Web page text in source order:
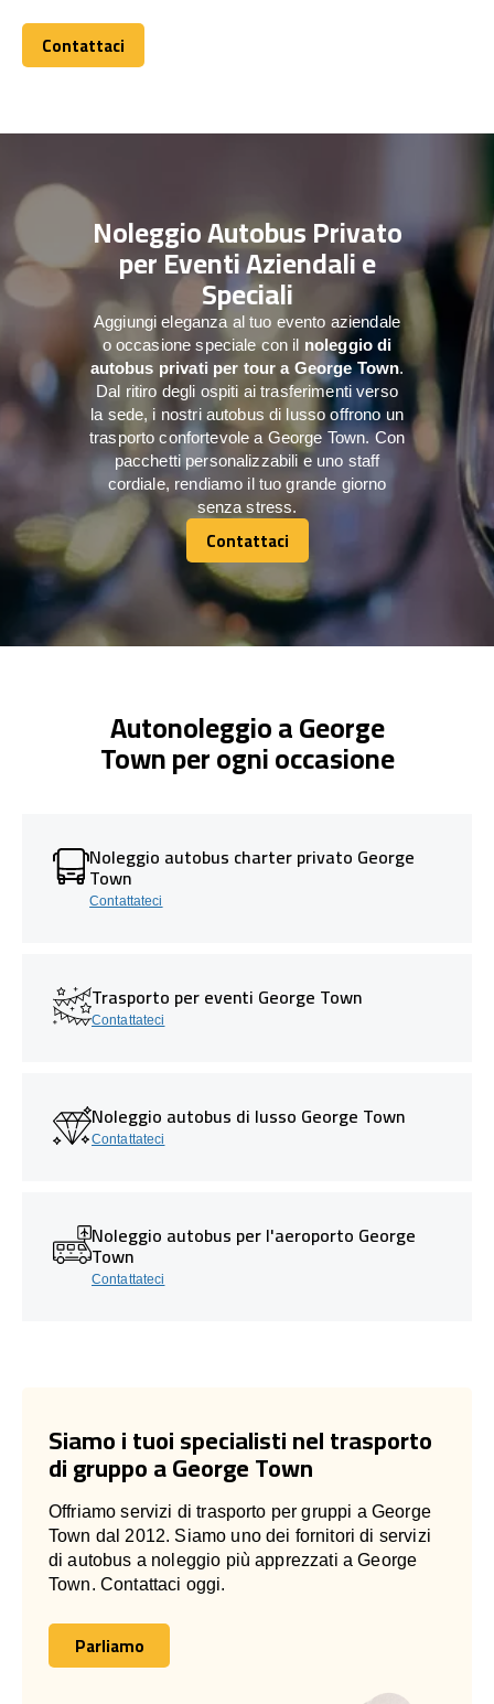
Contattaci
Contattaci
Noleggio Autobus Privato
per Eventi Aziendali e
Speciali
Aggiungi eleganza al tuo evento aziendale
o occasione speciale con il noleggio di
autobus privati per tour a George Town.
Dal ritiro degli ospiti ai trasferimenti verso
la sede, i nostri autobus di lusso offrono un
trasporto confortevole a George Town. Con
pacchetti personalizzabili e uno staff
cordiale, rendiamo il tuo grande giorno
senza stress.
Contattaci
Contattaci
Autonoleggio a George
Town per ogni occasione
Noleggio autobus charter privato George
Town
Contattateci
Trasporto per eventi George Town
Contattateci
Noleggio autobus di lusso George Town
Contattateci
Noleggio autobus per l'aeroporto George
Town
Contattateci
Siamo i tuoi specialisti nel trasporto
di gruppo a George Town
Offriamo servizi di trasporto per gruppi a George
Town dal 2012. Siamo uno dei fornitori di servizi
di autobus a noleggio più apprezzati a George
Town. Contattaci oggi.
Parliamo
Parliamo